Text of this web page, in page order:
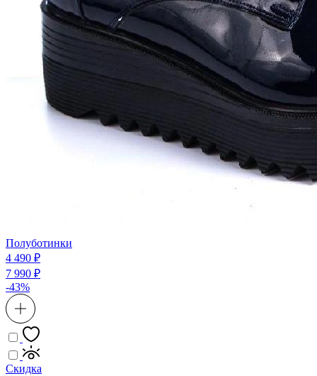
Полуботинки
4 490 ₽
7 990 ₽
-43%
Скидка